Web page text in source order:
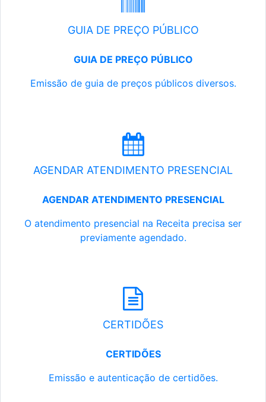
GUIA DE PREÇO PÚBLICO
GUIA DE PREÇO PÚBLICO
Emissão de guia de preços públicos diversos.
AGENDAR ATENDIMENTO PRESENCIAL
AGENDAR ATENDIMENTO PRESENCIAL
O atendimento presencial na Receita precisa ser
previamente agendado.
CERTIDÕES
CERTIDÕES
Emissão e autenticação de certidões.